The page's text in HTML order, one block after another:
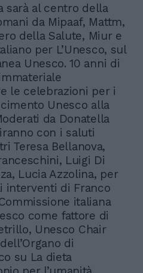
sarà al centro della
da Mipaaf, Mattm,
della Salute, Miur e
per L’Unesco, sul
Unesco. 10 anni di
le celebrazioni per i
Unesco alla
da Donatella
con i saluti
Teresa Bellanova,
Luigi Di
Lucia Azzolina, per
interventi di Franco
italiana
come fattore di
Unesco Chair
di
su La dieta